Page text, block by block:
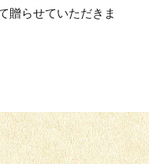
贈らせていただきま